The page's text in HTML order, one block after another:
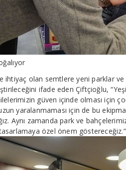
ihtiyaç olan semtlere yeni parklar ve
ifade eden Çiftçioğlu,
güven içinde olması için
yaralanmaması için de bu
Aynı zamanda park ve
özel önem